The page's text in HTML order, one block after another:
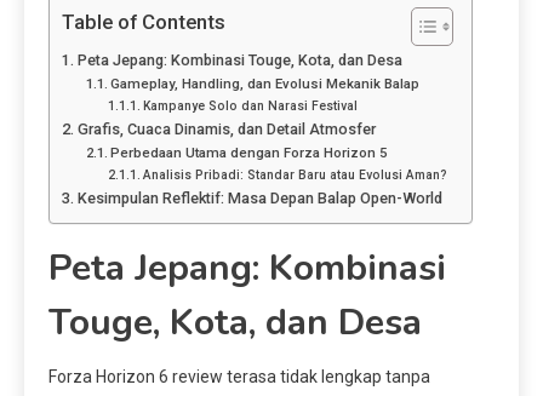
Table of Contents
Peta Jepang: Kombinasi Touge, Kota, dan Desa
Gameplay, Handling, dan Evolusi Mekanik Balap
Kampanye Solo dan Narasi Festival
Grafis, Cuaca Dinamis, dan Detail Atmosfer
Perbedaan Utama dengan Forza Horizon 5
Analisis Pribadi: Standar Baru atau Evolusi Aman?
Kesimpulan Reflektif: Masa Depan Balap Open-World
Peta Jepang: Kombinasi
Touge, Kota, dan Desa
Forza Horizon 6 review terasa tidak lengkap tanpa